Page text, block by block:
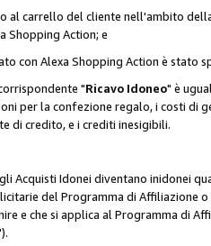
carrello del cliente nell'ambito
Shopping Action; e
con Alexa Shopping Action è stato
"Ricavo Idoneo" è
per la confezione regalo, i costi di
di credito, e i crediti inesigibili.
Acquisti Idonei diventano inidonei
del Programma di Affiliazione
e che si applica al Programma di